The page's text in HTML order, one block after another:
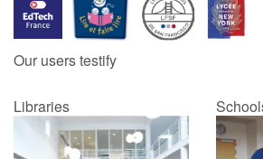
Our users testify
Libraries